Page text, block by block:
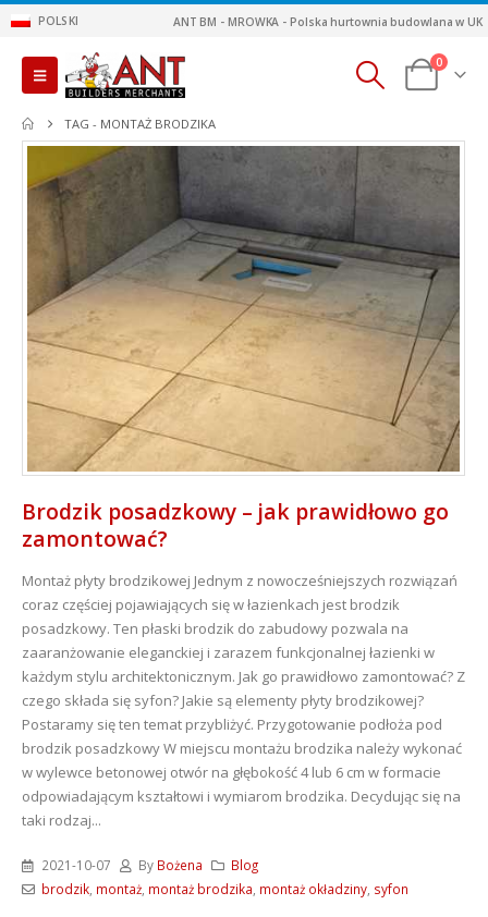
POLSKI ANT BM - MROWKA - Polska hurtownia budowlana w UK
0
TAG - MONTAŻ BRODZIKA
Brodzik posadzkowy – jak prawidłowo go
zamontować?
Montaż płyty brodzikowej Jednym z nowocześniejszych rozwiązań
coraz częściej pojawiających się w łazienkach jest brodzik
posadzkowy. Ten płaski brodzik do zabudowy pozwala na
zaaranżowanie eleganckiej i zarazem funkcjonalnej łazienki w
każdym stylu architektonicznym. Jak go prawidłowo zamontować? Z
czego składa się syfon? Jakie są elementy płyty brodzikowej?
Postaramy się ten temat przybliżyć. Przygotowanie podłoża pod
brodzik posadzkowy W miejscu montażu brodzika należy wykonać
w wylewce betonowej otwór na głębokość 4 lub 6 cm w formacie
odpowiadającym kształtowi i wymiarom brodzika. Decydując się na
taki rodzaj...
2021-10-07 By Bożena
Blog
brodzik, montaż, montaż brodzika montaż okładziny, syfon